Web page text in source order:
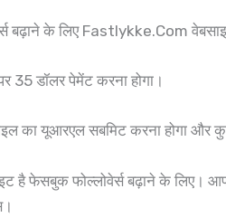
बढ़ाने के लिए Fastlykke.Com
डॉलर पेमेंट करना होगा।
का यूआरएल सबमिट करना होगा और
है फेसबुक फोल्लोवेर्स बढ़ाने के लिए।